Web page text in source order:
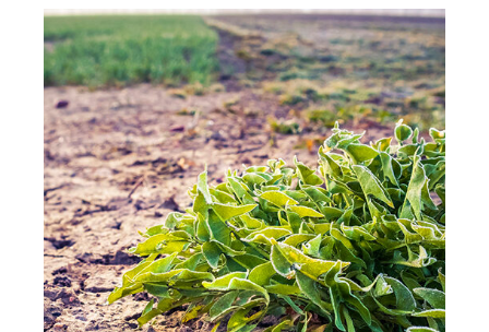
Новости
О нас
Об институте
Научные подразделения
Администрация
Сотрудники